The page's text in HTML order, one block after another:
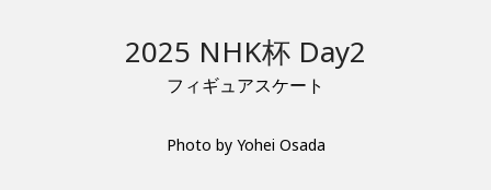
2025 NHK杯 Day2
フィギュアスケート
Photo by Yohei Osada